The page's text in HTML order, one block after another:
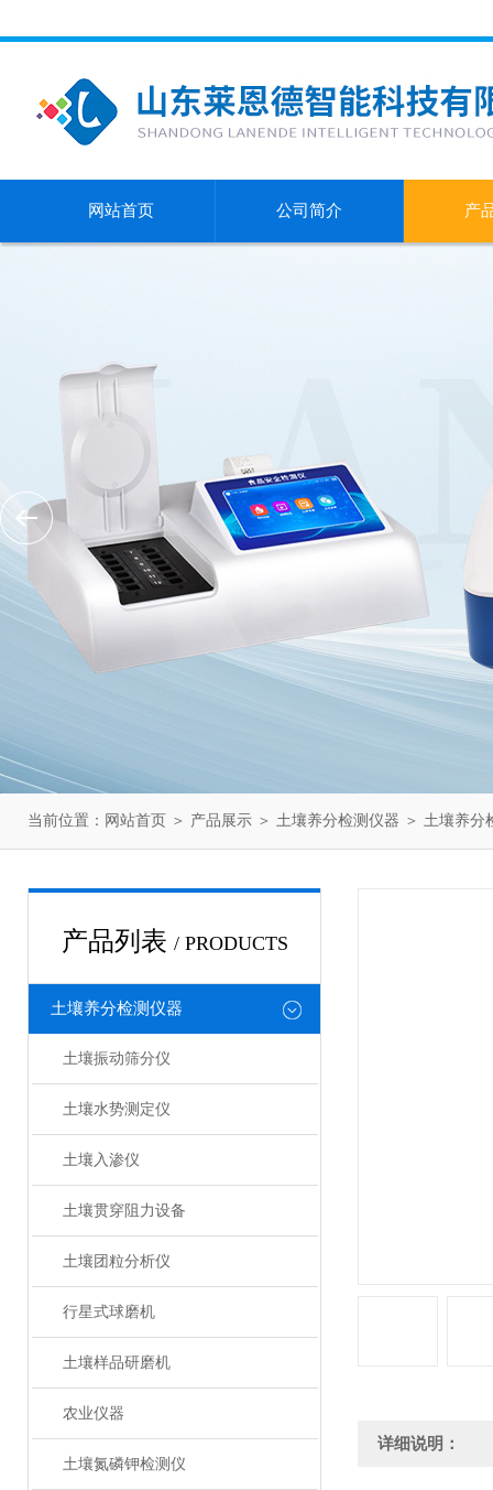
网站首页 公司简介 产
当前位置： 网站首页 ＞ 产品展示 ＞ 土壤养分检测仪器 ＞ 土壤养分
产品列表 / PRODUCTS
土壤养分检测仪器
土壤振动筛分仪
土壤水势测定仪
土壤入渗仪
土壤贯穿阻力设备
土壤团粒分析仪
行星式球磨机
土壤样品研磨机
农业仪器
土壤氮磷钾检测仪
详细说明：